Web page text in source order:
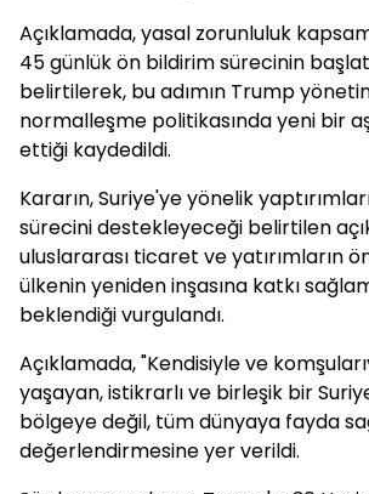
Açıklamada, yasal zorunluluk
45 günlük ön bildirim sürecinin
belirtilerek, bu adımın Trump
normalleşme politikasında yeni bir
ettiği kaydedildi.
Kararın, Suriye'ye yönelik
sürecini destekleyeceği belirtilen
uluslararası ticaret ve yatırımların
ülkenin yeniden inşasına katkı
beklendiği vurgulandı.
Açıklamada, "Kendisiyle ve
yaşayan, istikrarlı ve birleşik bir
bölgeye değil, tüm dünyaya fayda
değerlendirmesine yer verildi.